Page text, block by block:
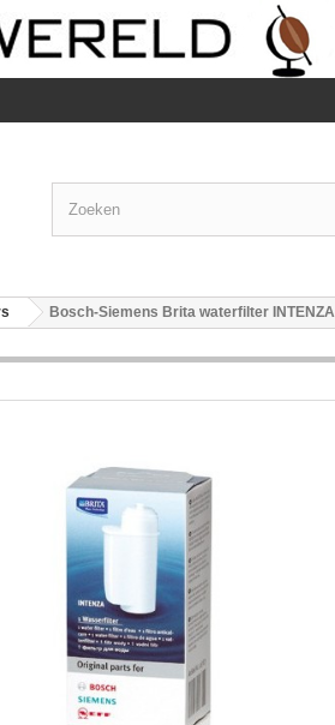
Bosch-Siemens Brita waterfilter INTENZA